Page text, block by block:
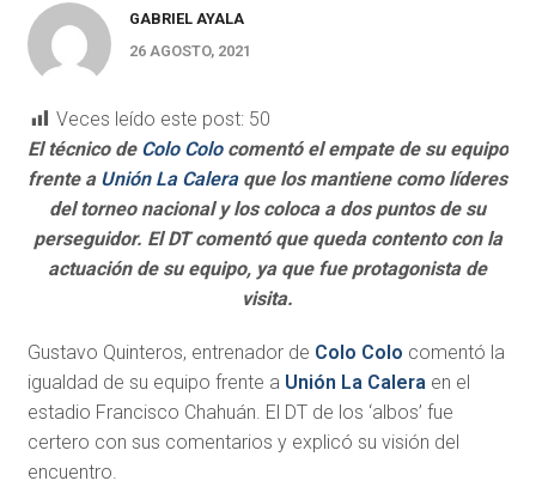
GABRIEL AYALA
26 AGOSTO, 2021
Veces leído este post: 50
El técnico de Colo Colocomentó el empate de su equipo
frente a Unión La Caleraque los mantiene como líderes
del torneo nacional y los coloca a dos puntos de su
perseguidor. El DT comentó que queda contento con la
actuación de su equipo, ya que fue protagonista de
visita.
Gustavo Quinteros, entrenador de Colo Colo comentó la
igualdad de su equipo frente a Unión La Caleraen el
estadio Francisco Chahuán. El DT de los ‘albos’ fue
certero con sus comentarios y explicó su visión del
encuentro.